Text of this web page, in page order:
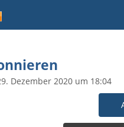
Dezember 2020 um 18:04